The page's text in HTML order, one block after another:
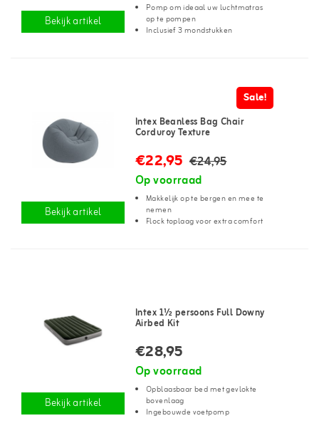
Bekijk artikel
Pomp om ideaal uw luchtmatras
op te pompen
Inclusief 3 mondstukken
Bekijk artikel
Sale!
Intex Beanless Bag Chair
Corduroy Texture
€22,95 €24,95
Op voorraad
Makkelijk op te bergen en mee te
nemen
Flock toplaag voor extra comfort
Bekijk artikel
Intex 1½ persoons Full Downy
Airbed Kit
€28,95
Op voorraad
Opblaasbaar bed met gevlokte
bovenlaag
Ingebouwde voetpomp